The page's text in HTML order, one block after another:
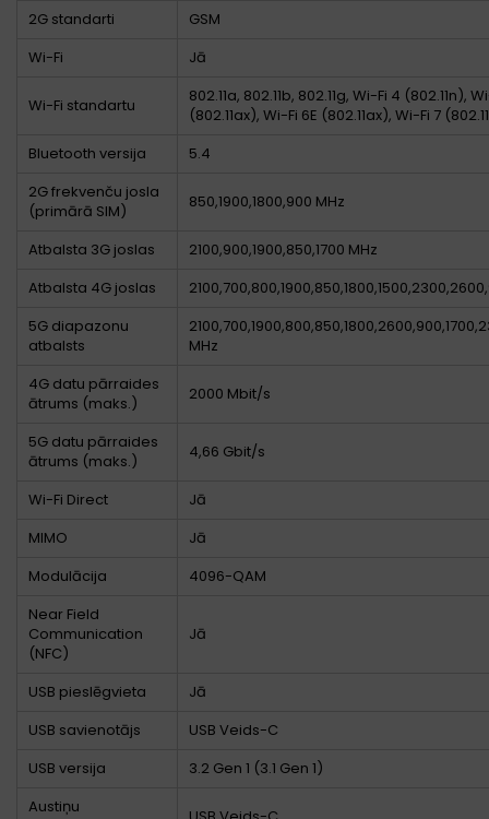
2G standarti
GSM
Wi-Fi
Jā
Wi-Fi standartu
802.11a, 802.11b, 802.11g, Wi-Fi 4 (802.11n),
(802.11ax), Wi-Fi 6E (802.11ax), Wi-Fi 7
Bluetooth versija
5.4
2G frekvenču josla
(primārā SIM)
850,1900,1800,900 MHz
Atbalsta 3G joslas
2100,900,1900,850,1700 MHz
Atbalsta 4G joslas
5G diapazonu
atbalsts
MHz
4G datu pārraides
ātrums (maks.)
2000 Mbit/s
5G datu pārraides
ātrums (maks.)
4,66 Gbit/s
Wi-Fi Direct
Jā
MIMO
Jā
Modulācija
4096-QAM
Near Field
Communication
(NFC)
Jā
USB pieslēgvieta
Jā
USB savienotājs
USB Veids-C
USB versija
3.2 Gen 1 (3.1 Gen 1)
Austiņu